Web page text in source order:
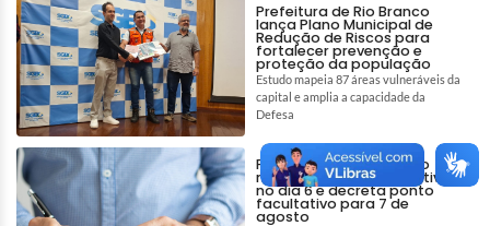
Prefeitura de Rio Branco
lança Plano Municipal de
Redução de Riscos para
fortalecer prevenção e
proteção da população
Estudo mapeia 87 áreas vulneráveis da
capital e amplia a capacidade da
Defesa
Prefeitura de Rio Branco
mantém ponto facultativo
no dia 6 e decreta ponto
facultativo para 7 de
agosto